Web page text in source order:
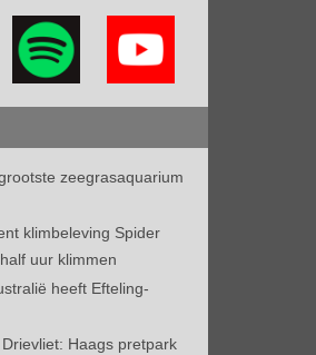
zeegrasaquarium
klimbeleving Spider
uur klimmen
heeft Efteling-
Haags pretpark